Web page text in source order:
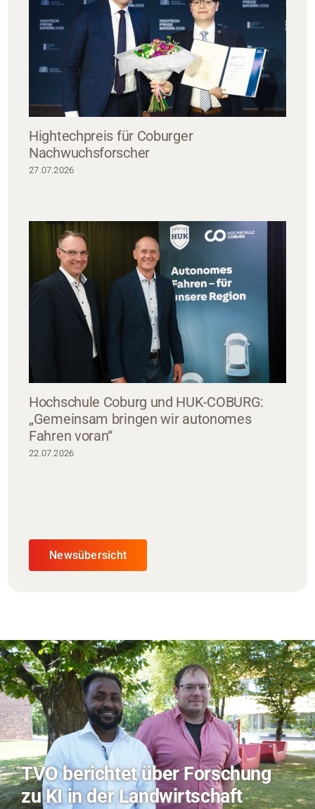
Hightechpreis für Coburger
Nachwuchsforscher
27.07.2026
Hochschule Coburg und HUK-COBURG:
„Gemeinsam bringen wir autonomes
Fahren voran“
22.07.2026
Newsübersicht
Hitze-Aktionstag: Hochschule
Coburg im Radio Bamberg